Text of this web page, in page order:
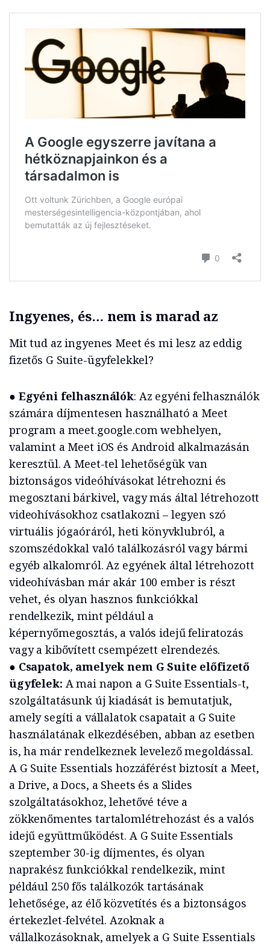
Ingyenes, és… nem is marad az
Mit tud az ingyenes Meet és mi lesz az eddig
fizetős G Suite-ügyfelekkel?
● Egyéni felhasználók: Az egyéni felhasználók
számára díjmentesen használható a Meet
program a meet.google.com webhelyen,
valamint a Meet iOS és Android alkalmazásán
keresztül. A Meet-tel lehetőségük van
biztonságos videóhívásokat létrehozni és
megosztani bárkivel, vagy más által létrehozott
videohívásokhoz csatlakozni – legyen szó
virtuális jógaóráról, heti könyvklubról, a
szomszédokkal való találkozásról vagy bármi
egyéb alkalomról. Az egyének által létrehozott
videohívásban már akár 100 ember is részt
vehet, és olyan hasznos funkciókkal
rendelkezik, mint például a
képernyőmegosztás, a valós idejű feliratozás
vagy a kibővített csempézett elrendezés.
● Csapatok, amelyek nem G Suite előfizető
ügyfelek: A mai napon a G Suite Essentials-t,
szolgáltatásunk új kiadását is bemutatjuk,
amely segíti a vállalatok csapatait a G Suite
használatának elkezdésében, abban az esetben
is, ha már rendelkeznek levelező megoldással.
A G Suite Essentials hozzáférést biztosít a Meet,
a Drive, a Docs, a Sheets és a Slides
szolgáltatásokhoz, lehetővé téve a
zökkenőmentes tartalomlétrehozást és a valós
idejű együttműködést. A G Suite Essentials
szeptember 30-ig díjmentes, és olyan
naprakész funkciókkal rendelkezik, mint
például 250 fős találkozók tartásának
lehetősége, az élő közvetítés és a biztonságos
értekezlet-felvétel. Azoknak a
vállalkozásoknak, amelyek a G Suite Essentials